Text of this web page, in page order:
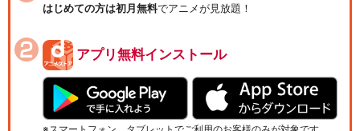
はじめての方は初月無料でアニメが見放題！
アプリ無料インストール